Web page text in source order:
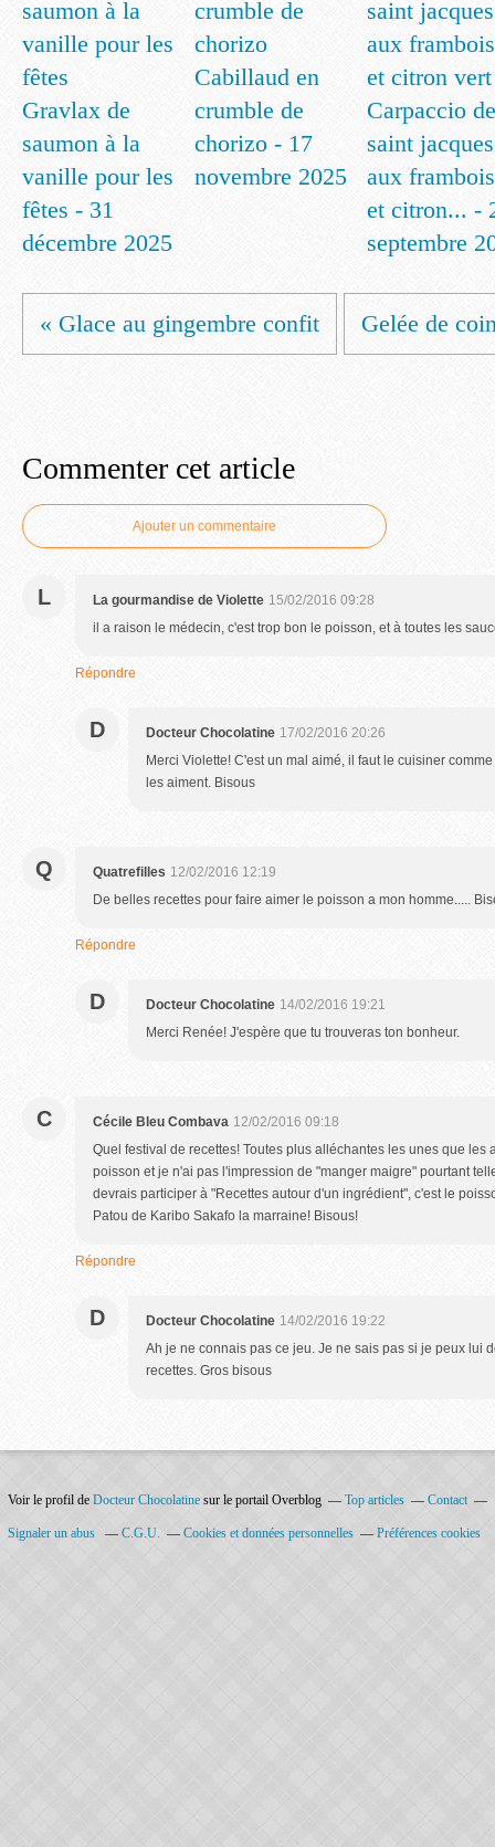
Gravlax de
saumon à la
vanille pour les
fêtes - 31
décembre 2025
Cabillaud en
crumble de
chorizo - 17
novembre 2025
Carpaccio de
saint jacques
aux
et citron... -
septembre
« Glace au gingembre confit Gelée de
Commenter cet article
Ajouter un commentaire
L La gourmandise de Violette 15/02/2016 09:28
il a raison le médecin, c'est trop bon le poisson, et à toutes les
Répondre
D Docteur Chocolatine 17/02/2016 20:26
Merci Violette! C'est un mal aimé, il faut le cuisiner
les aiment. Bisous
Q Quatrefilles 12/02/2016 12:19
De belles recettes pour faire aimer le poisson a mon homme.....
Répondre
D Docteur Chocolatine 14/02/2016 19:21
Merci Renée! J'espère que tu trouveras ton bonheur.
C Cécile Bleu Combava 12/02/2016 09:18
Quel festival de recettes! Toutes plus alléchantes les unes que les
poisson et je n'ai pas l'impression de "manger maigre" pourtant
devrais participer à "Recettes autour d'un ingrédient", c'est le
Patou de Karibo Sakafo la marraine! Bisous!
Répondre
D Docteur Chocolatine 14/02/2016 19:22
Ah je ne connais pas ce jeu. Je ne sais pas si je peux lui
recettes. Gros bisous
Voir le profil de Docteur Chocolatine sur le portail Overblog Top articles Contact
Signaler un abus C.G.U. Cookies et données personnelles Préférences cookies